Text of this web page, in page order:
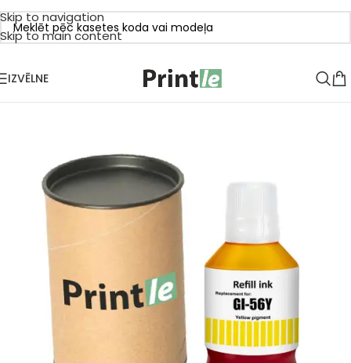
Skip to navigation
Skip to main content
IZVĒLNE